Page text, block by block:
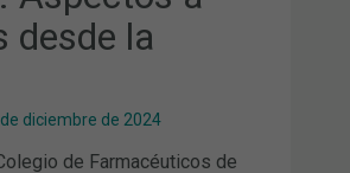
desde la
diciembre de 2024
de Farmacéuticos de